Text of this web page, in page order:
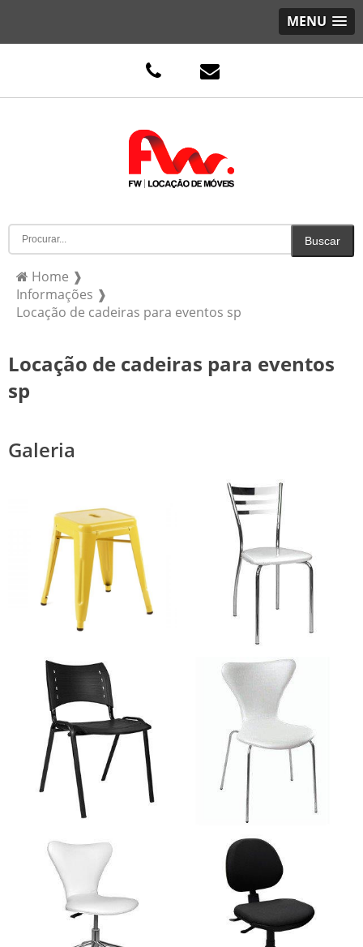
MENU
Home ❱
Informações ❱
Locação de cadeiras para eventos sp
Locação de cadeiras para eventos
sp
Galeria